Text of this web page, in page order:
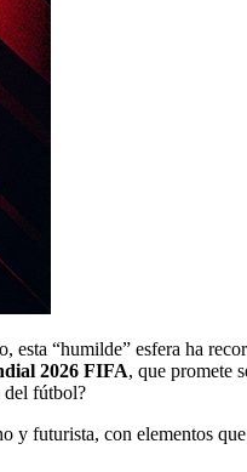
esta “humilde” esfera ha
2026 FIFA, que promete
del fútbol?